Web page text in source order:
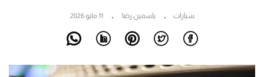
سيارات ياسمين رضا 11 مايو 2026